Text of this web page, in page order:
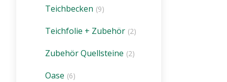
Teichbecken (9)
Teichfolie + Zubehör (2)
Zubehör Quellsteine (2)
Oase (6)
des Browsers gelöscht
Einverständnis-Cookie
Name: